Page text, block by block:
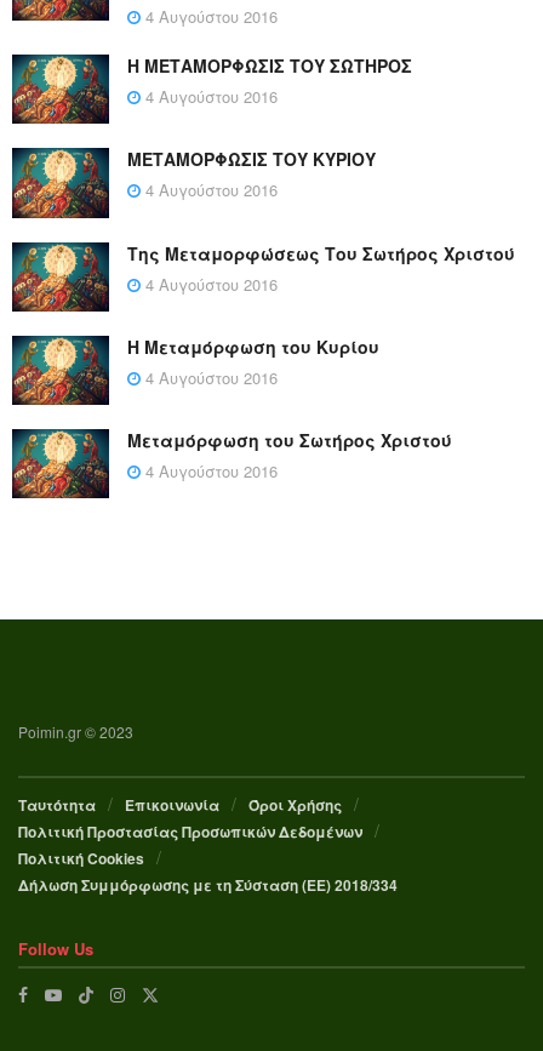
4 Αυγούστου 2016
Η ΜΕΤΑΜΟΡΦΩΣΙΣ ΤΟΥ ΣΩΤΗΡΟΣ
4 Αυγούστου 2016
ΜΕΤΑΜΟΡΦΩΣΙΣ ΤΟΥ ΚΥΡΙΟΥ
4 Αυγούστου 2016
Της Μεταμορφώσεως Του Σωτήρος Χριστού
4 Αυγούστου 2016
Η Μεταμόρφωση του Κυρίου
4 Αυγούστου 2016
Μεταμόρφωση του Σωτήρος Χριστού
4 Αυγούστου 2016
Poimin.gr © 2023
Ταυτότητα Επικοινωνία
Όροι Χρήσης
Πολιτική Προστασίας Προσωπικών Δεδομένων
Πολιτική Cookies
Δήλωση Συμμόρφωσης με τη Σύσταση (ΕΕ) 2018/334
Follow Us